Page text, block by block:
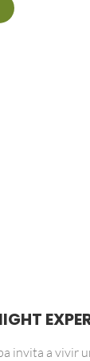
invita a vivir